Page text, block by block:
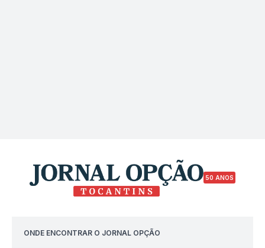
50 ANOS
ONDE ENCONTRAR O JORNAL OPÇÃO